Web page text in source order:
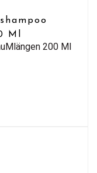
Ml
200 Ml